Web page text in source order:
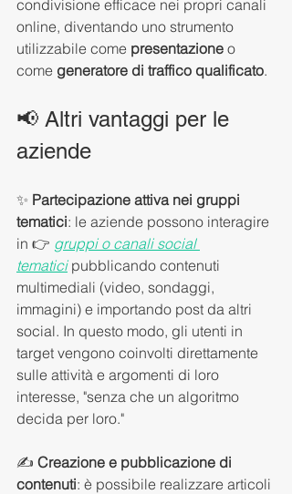
condivisione efficace nei propri canali
online, diventando uno strumento
utilizzabile come presentazione o
come generatore di traffico qualificato.
📢 Altri vantaggi per le
aziende
✨ Partecipazione attiva nei gruppi
tematici: le aziende possono interagire
in 👉 gruppi o canali social
tematici pubblicando contenuti
multimediali (video, sondaggi,
immagini) e importando post da altri
social. In questo modo, gli utenti in
target vengono coinvolti direttamente
sulle attività e argomenti di loro
interesse, "senza che un algoritmo
decida per loro."
✍️ Creazione e pubblicazione di
contenuti: è possibile realizzare articoli